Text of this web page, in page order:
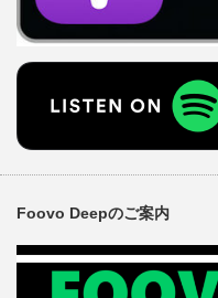
Foovo Deepのご案内